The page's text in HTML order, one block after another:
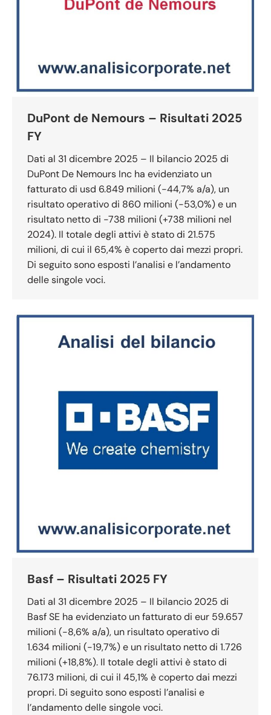
DuPont de Nemours – Risultati 2025
FY
Dati al 31 dicembre 2025 – Il bilancio 2025 di
DuPont De Nemours Inc ha evidenziato un
fatturato di usd 6.849 milioni (-44,7% a/a), un
risultato operativo di 860 milioni (-53,0%) e un
risultato netto di -738 milioni (+738 milioni nel
2024). Il totale degli attivi è stato di 21.575
milioni, di cui il 65,4% è coperto dai mezzi propri.
Di seguito sono esposti l’analisi e l’andamento
delle singole voci.
Basf – Risultati 2025 FY
Dati al 31 dicembre 2025 – Il bilancio 2025 di
Basf SE ha evidenziato un fatturato di eur 59.657
milioni (-8,6% a/a), un risultato operativo di
1.634 milioni (-19,7%) e un risultato netto di 1.726
milioni (+18,8%). Il totale degli attivi è stato di
76.173 milioni, di cui il 45,1% è coperto dai mezzi
propri. Di seguito sono esposti l’analisi e
l’andamento delle singole voci.